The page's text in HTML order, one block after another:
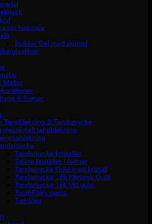
Naturale
Builder Gel med pensel
glasfiber
Mallar
& Stenar
Tandblekning & Tandsmycke
tandblekning
Tandsmycke kristaller
Större kristaller i former
Tandsmycke Guld med kristall
Tandsmycke 18k Klassisk Guld
Tandsmycke 18k Vitt guld
ToothFairy gems
Twinkles